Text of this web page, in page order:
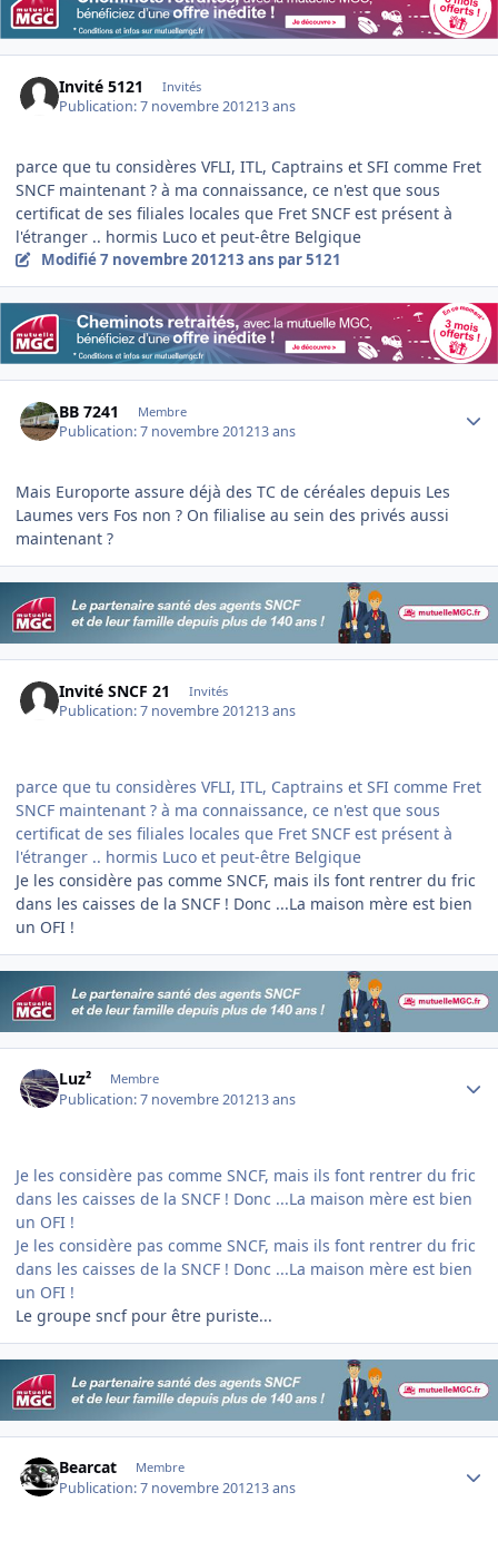
Invité 5121 Invités
Publication:7 novembre 201213 ans
parce que tu considères VFLI, ITL, Captrains et SFI comme Fret
SNCF maintenant ? à ma connaissance, ce n'est que sous
certificat de ses filiales locales que Fret SNCF est présent à
l'étranger .. hormis Luco et peut-être Belgique
Modifié7 novembre 201213 ans par 5121
BB 7241 Membre
Publication:7 novembre 201213 ans
Mais Europorte assure déjà des TC de céréales depuis Les
Laumes vers Fos non ? On filialise au sein des privés aussi
maintenant ?
Invité SNCF 21 Invités
Publication:7 novembre 201213 ans
parce que tu considères VFLI, ITL, Captrains et SFI comme Fret
SNCF maintenant ? à ma connaissance, ce n'est que sous
certificat de ses filiales locales que Fret SNCF est présent à
l'étranger .. hormis Luco et peut-être Belgique
Je les considère pas comme SNCF, mais ils font rentrer du fric
dans les caisses de la SNCF ! Donc ...La maison mère est bien
un OFI !
Luz² Membre
Publication:7 novembre 201213 ans
Je les considère pas comme SNCF, mais ils font rentrer du fric
dans les caisses de la SNCF ! Donc ...La maison mère est bien
un OFI !
Je les considère pas comme SNCF, mais ils font rentrer du fric
dans les caisses de la SNCF ! Donc ...La maison mère est bien
un OFI !
Le groupe sncf pour être puriste...
Bearcat Membre
Publication:7 novembre 201213 ans